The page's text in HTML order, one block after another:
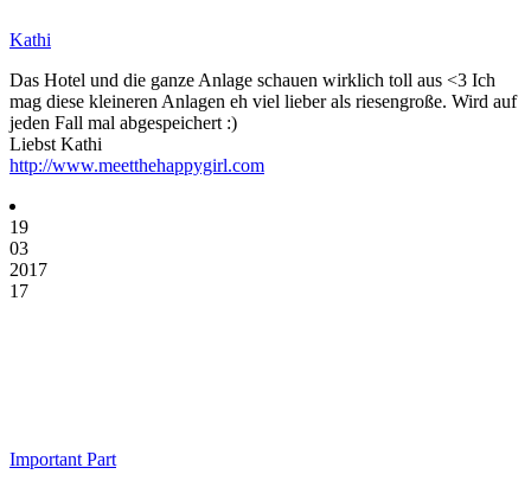
Kathi
Das Hotel und die ganze Anlage schauen wirklich toll aus <3 Ich
mag diese kleineren Anlagen eh viel lieber als riesengroße. Wird auf
jeden Fall mal abgespeichert :)
Liebst Kathi
http://www.meetthehappygirl.com
19
03
2017
17
Important Part